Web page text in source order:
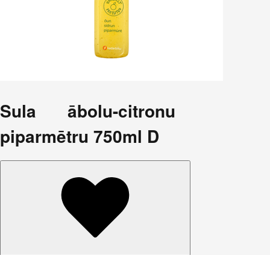
Sula ābolu-citronu
piparmētru 750ml D